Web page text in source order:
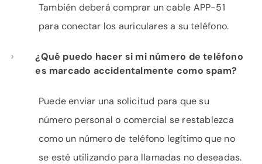
También deberá comprar un cable APP-51
para conectar los auriculares a su teléfono.
¿Qué puedo hacer si mi número de teléfono
es marcado accidentalmente como spam?
Puede enviar una solicitud para que su
número personal o comercial se restablezca
como un número de teléfono legítimo que no
se esté utilizando para llamadas no deseadas.